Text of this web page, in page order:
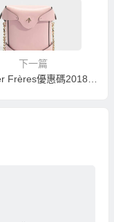
下一篇